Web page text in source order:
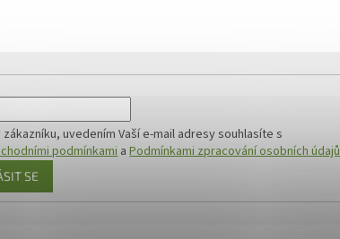
zákazníku, uvedením Vaší e-mail adresy souhlasíte s
podmínkami aPodmínkami zpracování osobních údajů
SE